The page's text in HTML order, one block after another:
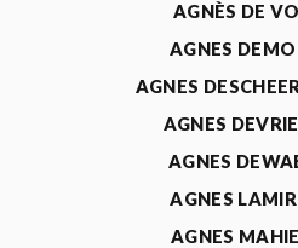
AGNÈS DE
AGNES
AGNES
AGNES
AGNES
AGNES
AGNES